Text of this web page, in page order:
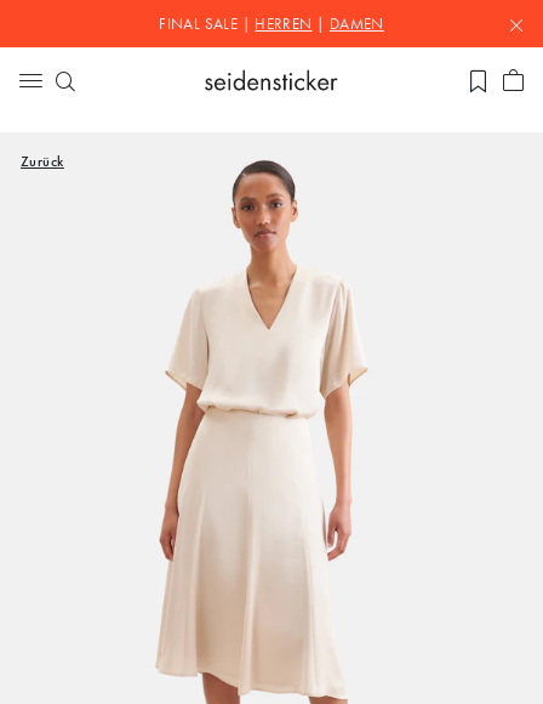
FINAL SALE | HERREN DAMEN
Zurück